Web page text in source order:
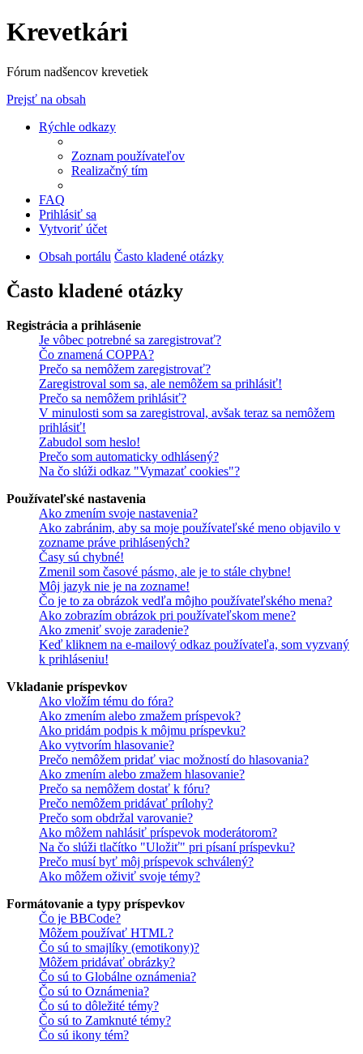
Krevetkári
Fórum nadšencov krevetiek
Prejsť na obsah
Rýchle odkazy
Zoznam používateľov
Realizačný tím
FAQ
Prihlásiť sa
Vytvoriť účet
Obsah portálu Často kladené otázky
Často kladené otázky
Registrácia a prihlásenie
Je vôbec potrebné sa zaregistrovať?
Čo znamená COPPA?
Prečo sa nemôžem zaregistrovať?
Zaregistroval som sa, ale nemôžem sa prihlásiť!
Prečo sa nemôžem prihlásiť?
V minulosti som sa zaregistroval, avšak teraz sa nemôžem
prihlásiť!
Zabudol som heslo!
Prečo som automaticky odhlásený?
Na čo slúži odkaz "Vymazať cookies"?
Používateľské nastavenia
Ako zmením svoje nastavenia?
Ako zabránim, aby sa moje používateľské meno objavilo v
zozname práve prihlásených?
Časy sú chybné!
Zmenil som časové pásmo, ale je to stále chybne!
Môj jazyk nie je na zozname!
Čo je to za obrázok vedľa môjho používateľského mena?
Ako zobrazím obrázok pri používateľskom mene?
Ako zmeniť svoje zaradenie?
Keď kliknem na e-mailový odkaz používateľa, som vyzvaný
k prihláseniu!
Vkladanie príspevkov
Ako vložím tému do fóra?
Ako zmením alebo zmažem príspevok?
Ako pridám podpis k môjmu príspevku?
Ako vytvorím hlasovanie?
Prečo nemôžem pridať viac možností do hlasovania?
Ako zmením alebo zmažem hlasovanie?
Prečo sa nemôžem dostať k fóru?
Prečo nemôžem pridávať prílohy?
Prečo som obdržal varovanie?
Ako môžem nahlásiť príspevok moderátorom?
Na čo slúži tlačítko "Uložiť" pri písaní príspevku?
Prečo musí byť môj príspevok schválený?
Ako môžem oživiť svoje témy?
Formátovanie a typy príspevkov
Čo je BBCode?
Môžem používať HTML?
Čo sú to smajlíky (emotikony)?
Môžem pridávať obrázky?
Čo sú to Globálne oznámenia?
Čo sú to Oznámenia?
Čo sú to dôležité témy?
Čo sú to Zamknuté témy?
Čo sú ikony tém?